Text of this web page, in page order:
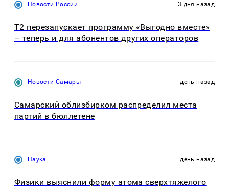
Новости России 3 дня назад
Т2 перезапускает программу «Выгодно вместе»
– теперь и для абонентов других операторов
Новости Самары день назад
Самарский облизбирком распределил места
партий в бюллетене
Наука день назад
Физики выяснили форму атома сверхтяжелого